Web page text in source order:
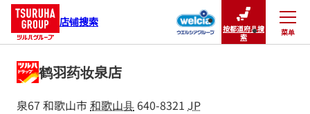
店铺搜索
按都道府县搜
索
菜单
关闭
鹤羽药妆泉店
泉67 和歌山市和歌山县 640-8321 JP